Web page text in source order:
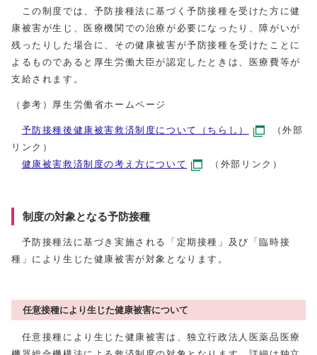
この制度では、予防接種法に基づく予防接種を受けた方に健
康被害が生じ、医療機関での治療が必要になったり、障がいが
残ったりした場合に、その健康被害が予防接種を受けたことに
よるものであると厚生労働大臣が認定したときは、医療費等が
支給されます。
（参考）厚生労働省ホームページ
予防接種後健康被害救済制度について（ちらし）
（外部
リンク）
健康被害救済制度の考え方について
（外部リンク）
制度の対象となる予防接種
予防接種法に基づき実施される「定期接種」及び「臨時接
種」により生じた健康被害が対象となります。
任意接種により生じた健康被害について
任意接種により生じた健康被害は、独立行政法人医薬品医療